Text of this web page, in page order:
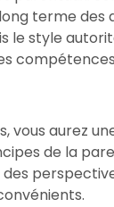
terme des
le style
vous aurez
de la